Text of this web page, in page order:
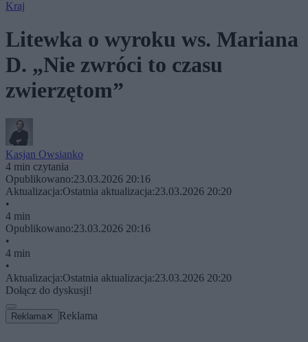
Kraj
Litewka o wyroku ws. Mariana
D. „Nie zwróci to czasu
zwierzętom”
Kasjan Owsianko
4 min czytania
Opublikowano:23.03.2026 20:16
Aktualizacja:Ostatnia aktualizacja:23.03.2026 20:20
•
4 min
Opublikowano:23.03.2026 20:16
•
4 min
•
Aktualizacja:Ostatnia aktualizacja:23.03.2026 20:20
Dołącz do dyskusji!
Reklama ✕ Reklama